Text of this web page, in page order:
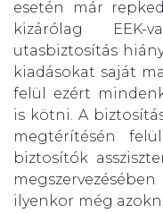
esetén már
kizárólag EEK-
utasbiztosítás
kiadásokat saját
felül ezért
is kötni. A
megtérítésén
biztosítók
ilyenkor még